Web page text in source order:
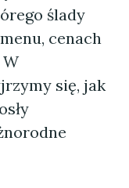
ślady
cenach
się, jak